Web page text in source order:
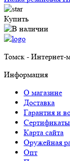
Купить
Томск - Интернет-
Информация
О магазине
Доставка
Гарантия и
Сертификаты
Карта сайта
Оружейная
Опт